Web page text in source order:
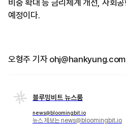
비중 확대 등 금리체계 개선, 사회
예정이다.
오형주 기자 ohj@hankyung.com
블루밍비트 뉴스룸
news@bloomingbit.io
뉴스 제보는 news@bloomingbit.io